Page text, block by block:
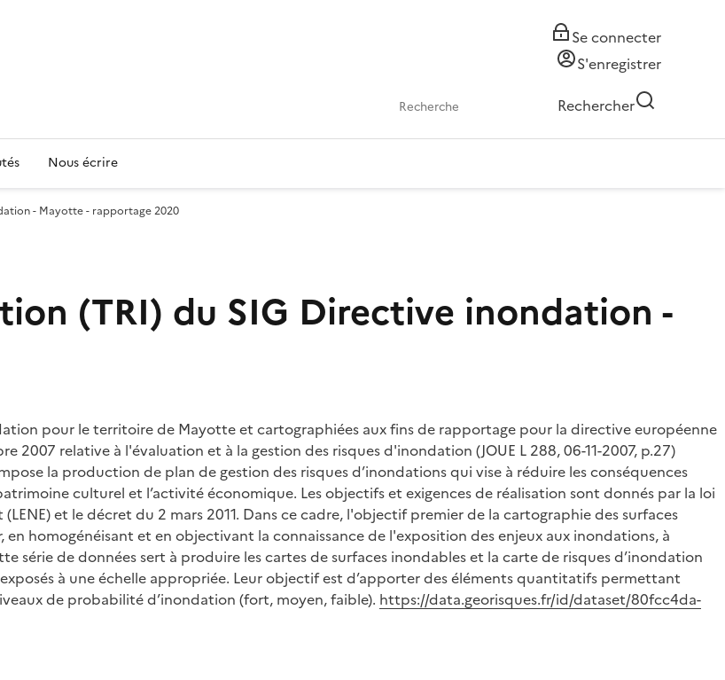
Se connecter
S'enregistrer
Rechercher
Nous écrire
- Mayotte - rapportage 2020
(TRI) du SIG Directive inondation -
pour le territoire de Mayotte et cartographiées aux fins de rapportage pour la directive européenne
relative à l'évaluation et à la gestion des risques d'inondation (JOUE L 288, 06-11-2007, p.27)
la production de plan de gestion des risques d’inondations qui vise à réduire les conséquences
culturel et l’activité économique. Les objectifs et exigences de réalisation sont donnés par la loi
et le décret du 2 mars 2011. Dans ce cadre, l'objectif premier de la cartographie des surfaces
homogénéisant et en objectivant la connaissance de l'exposition des enjeux aux inondations, à
série de données sert à produire les cartes de surfaces inondables et la carte de risques d’inondation
à une échelle appropriée. Leur objectif est d’apporter des éléments quantitatifs permettant
de probabilité d’inondation (fort, moyen, faible). https://data.georisques.fr/id/dataset/80fcc4da-